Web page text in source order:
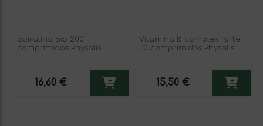
Spirulina Bio 200
comprimidos Physalis
16,60 €
Vitamina B complex forte
30 comprimidos Physalis
15,50 €